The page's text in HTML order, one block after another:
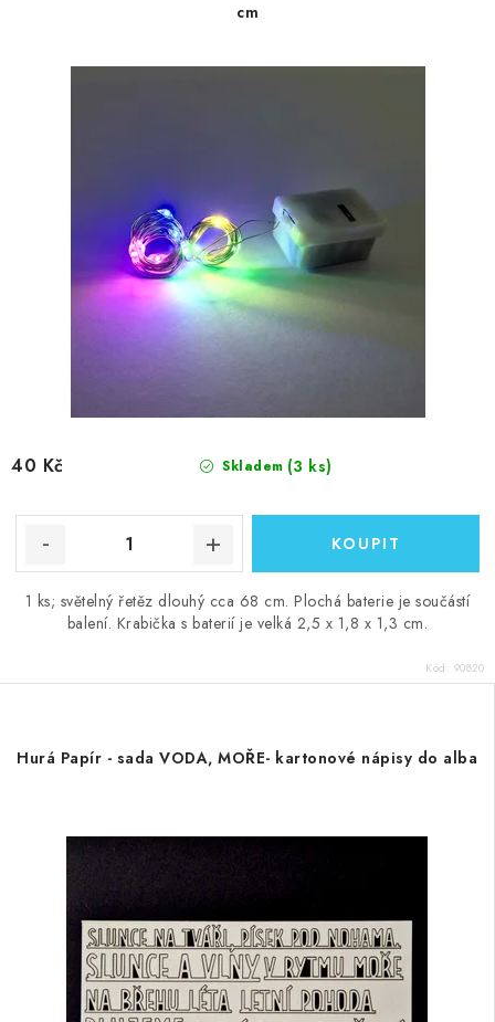
cm
Skladem (3 ks)
40 Kč
1 ks; světelný řetěz dlouhý cca 68 cm. Plochá baterie je součástí
balení. Krabička s baterií je velká 2,5 x 1,8 x 1,3 cm.
Kód: 90820
Hurá Papír - sada VODA, MOŘE- kartonové nápisy do alba